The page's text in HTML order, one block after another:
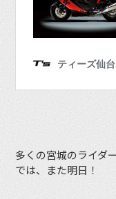
多くの宮城のライダ
では、また明日！